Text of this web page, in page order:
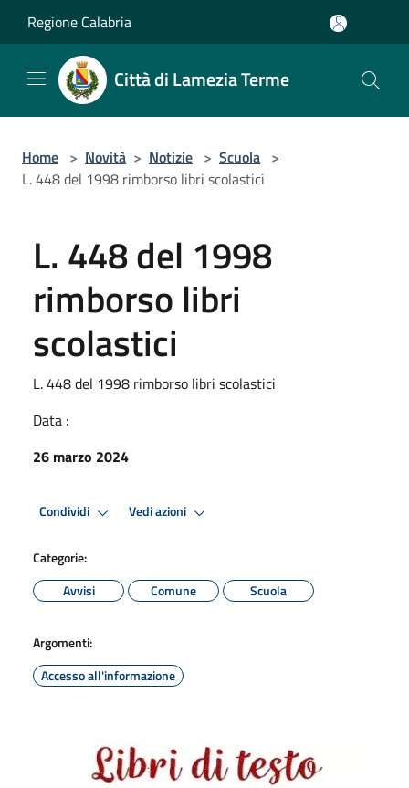
Regione Calabria
Città di Lamezia Terme
Home > Novità > Notizie > Scuola >
L. 448 del 1998 rimborso libri scolastici
L. 448 del 1998
rimborso libri
scolastici
L. 448 del 1998 rimborso libri scolastici
Data :
26 marzo 2024
Condividi Vedi azioni
Categorie:
Avvisi
Comune Scuola
Argomenti:
Accesso all'informazione